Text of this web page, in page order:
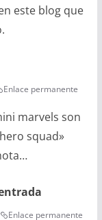
este blog que
Enlace permanente
marvels son
squad»
Enlace permanente